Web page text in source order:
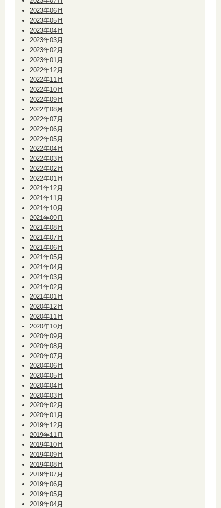
2023年06月
2023年05月
2023年04月
2023年03月
2023年02月
2023年01月
2022年12月
2022年11月
2022年10月
2022年09月
2022年08月
2022年07月
2022年06月
2022年05月
2022年04月
2022年03月
2022年02月
2022年01月
2021年12月
2021年11月
2021年10月
2021年09月
2021年08月
2021年07月
2021年06月
2021年05月
2021年04月
2021年03月
2021年02月
2021年01月
2020年12月
2020年11月
2020年10月
2020年09月
2020年08月
2020年07月
2020年06月
2020年05月
2020年04月
2020年03月
2020年02月
2020年01月
2019年12月
2019年11月
2019年10月
2019年09月
2019年08月
2019年07月
2019年06月
2019年05月
2019年04月